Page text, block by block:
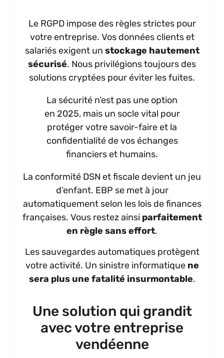
Le RGPD impose des règles strictes pour
votre entreprise. Vos données clients et
salariés exigent un stockage hautement
sécurisé. Nous privilégions toujours des
solutions cryptées pour éviter les fuites.
La sécurité n’est pas une option
en 2025, mais un socle vital pour
protéger votre savoir-faire et la
confidentialité de vos échanges
financiers et humains.
La conformité DSN et fiscale devient un jeu
d’enfant. EBP se met à jour
automatiquement selon les lois de finances
françaises. Vous restez ainsi parfaitement
en règle sans effort.
Les sauvegardes automatiques protègent
votre activité. Un sinistre informatique ne
sera plus une fatalité insurmontable.
Une solution qui grandit
avec votre entreprise
vendéenne